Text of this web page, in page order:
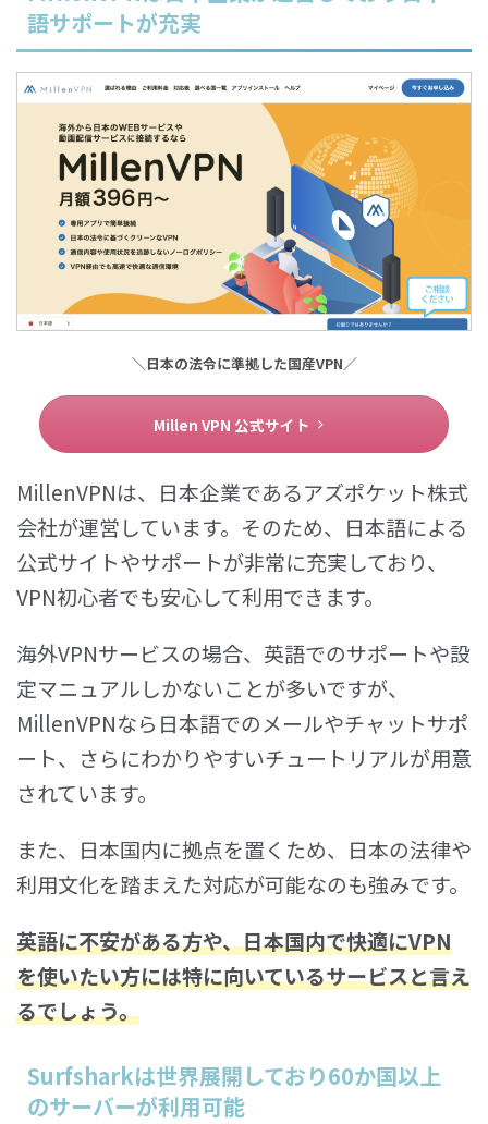
語サポートが充実
＼日本の法令に準拠した国産VPN／
Millen VPN 公式サイト
MillenVPNは、日本企業であるアズポケット株式
会社が運営しています。そのため、日本語による
公式サイトやサポートが非常に充実しており、
VPN初心者でも安心して利用できます。
海外VPNサービスの場合、英語でのサポートや設
定マニュアルしかないことが多いですが、
MillenVPNなら日本語でのメールやチャットサポ
ート、さらにわかりやすいチュートリアルが用意
されています。
また、日本国内に拠点を置くため、日本の法律や
利用文化を踏まえた対応が可能なのも強みです。
英語に不安がある方や、日本国内で快適にVPN
を使いたい方には特に向いているサービスと言え
るでしょう。
Surfsharkは世界展開しており60か国以上
のサーバーが利用可能